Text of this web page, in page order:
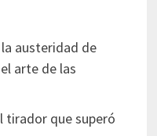
austeridad de
arte de las
tirador que superó